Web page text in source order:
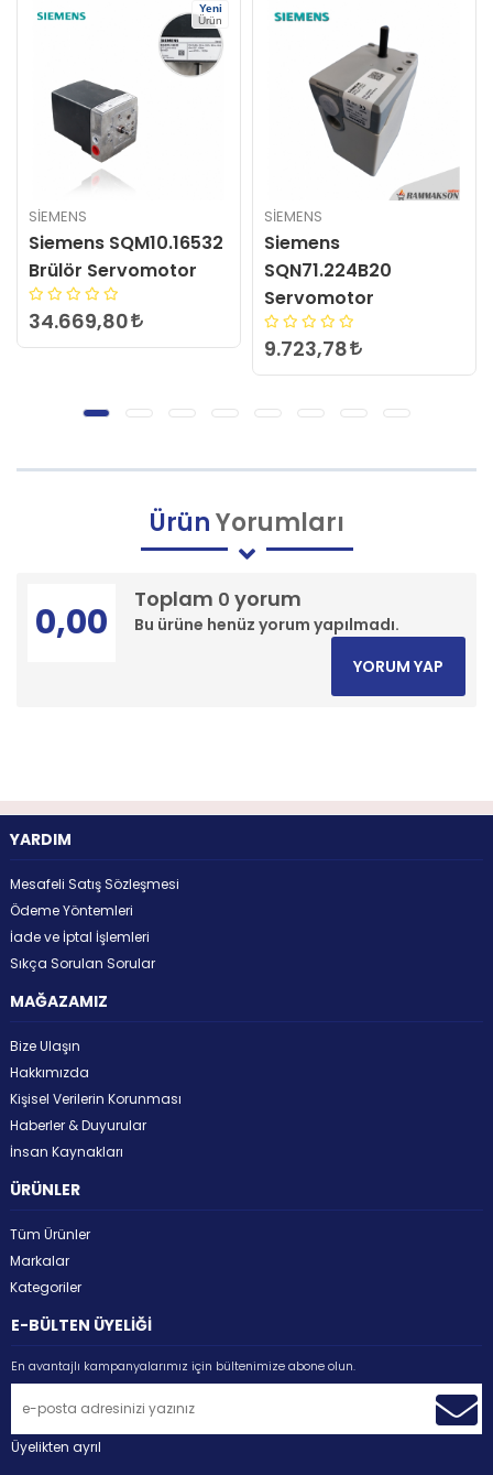
SIEMENS
Siemens
SQN71.224B20
Servomotor
9.723,78
SIEMENS
Siemens
SQN70.264B20
Servomotor
7.203,24
ÜrünYorumları
Toplam 0 yorum
Bu ürüne henüz yorum yapılmadı.
0,00
YORUM YAP
YARDIM
Mesafeli Satış Sözleşmesi
Ödeme Yöntemleri
İade ve İptal İşlemleri
Sıkça Sorulan Sorular
MAĞAZAMIZ
Bize Ulaşın
Hakkımızda
Kişisel Verilerin Korunması
Haberler & Duyurular
İnsan Kaynakları
ÜRÜNLER
Tüm Ürünler
Markalar
Kategoriler
E-BÜLTEN ÜYELİĞİ
En avantajlı kampanyalarımız için bültenimize abone olun.
Üyelikten ayrıl